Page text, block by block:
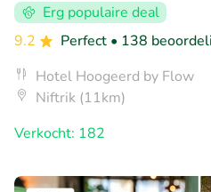
Erg populaire deal
9.2
Perfect • 138
Hotel Hoogeerd by Flow
Niftrik (11km)
Verkocht: 182